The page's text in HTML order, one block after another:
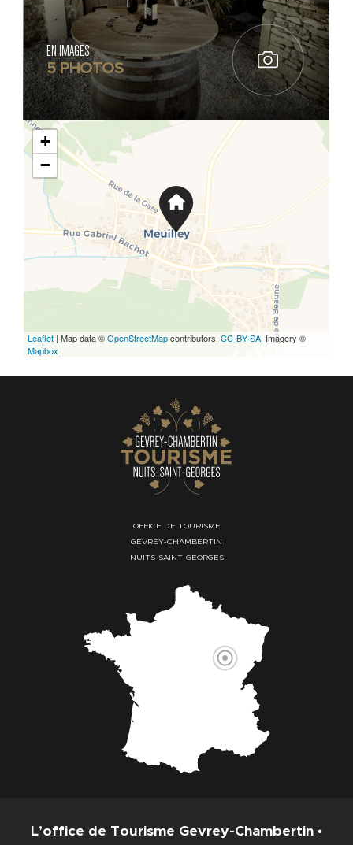
EN IMAGES
5 PHOTOS
+
−
Leaflet | Map data ©OpenStreetMapcontributors, CC-BY-SA, Imagery ©
Mapbox
OFFICE DE TOURISME
GEVREY-CHAMBERTIN
NUITS-SAINT-GEORGES
L’office de Tourisme Gevrey-Chambertin •